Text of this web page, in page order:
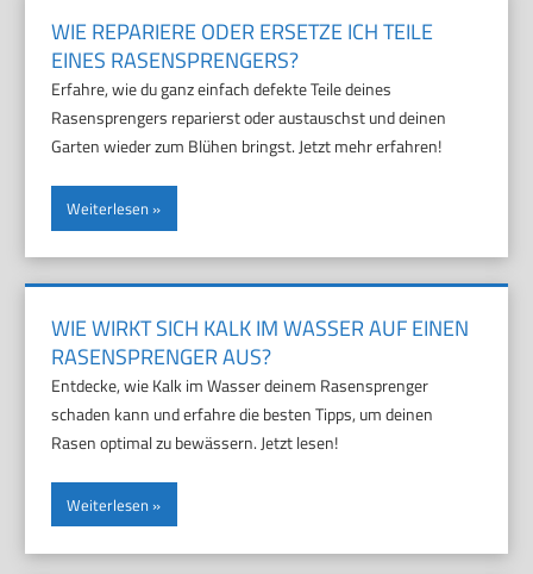
WIE REPARIERE ODER ERSETZE ICH TEILE
EINES RASENSPRENGERS?
Erfahre, wie du ganz einfach defekte Teile deines
Rasensprengers reparierst oder austauschst und deinen
Garten wieder zum Blühen bringst. Jetzt mehr erfahren!
Weiterlesen
WIE WIRKT SICH KALK IM WASSER AUF EINEN
RASENSPRENGER AUS?
Entdecke, wie Kalk im Wasser deinem Rasensprenger
schaden kann und erfahre die besten Tipps, um deinen
Rasen optimal zu bewässern. Jetzt lesen!
Weiterlesen